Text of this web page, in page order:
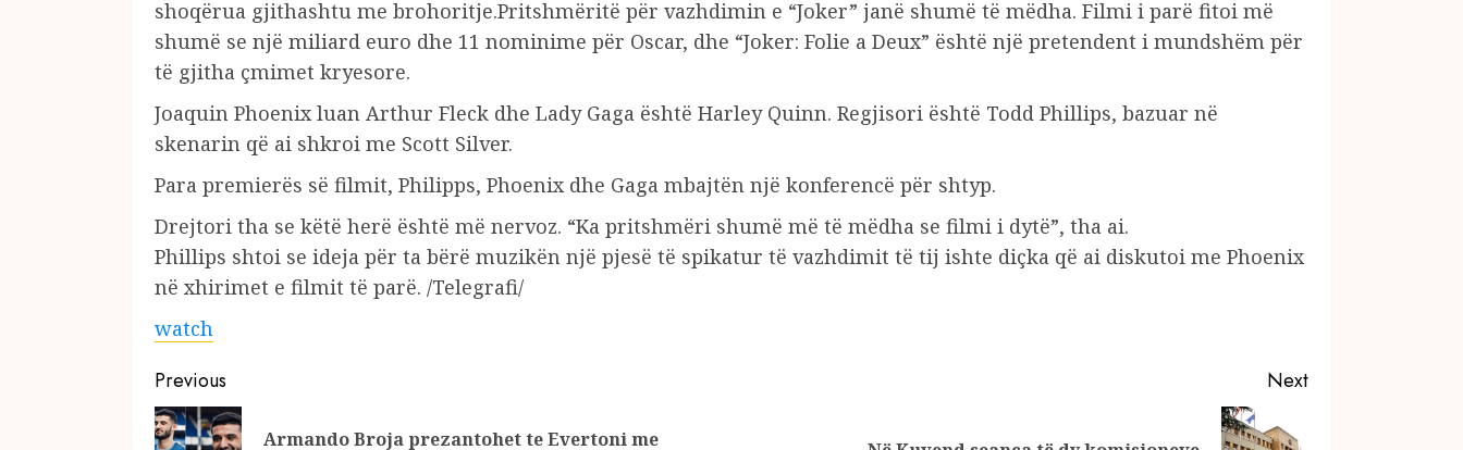
shoqërua gjithashtu me brohoritje.Pritshmëritë për vazhdimin e “Joker” janë shumë të mëdha. Filmi i parë fitoi më
shumë se një miliard euro dhe 11 nominime për Oscar, dhe “Joker: Folie a Deux” është një pretendent i mundshëm për
të gjitha çmimet kryesore.
Joaquin Phoenix luan Arthur Fleck dhe Lady Gaga është Harley Quinn. Regjisori është Todd Phillips, bazuar në
skenarin që ai shkroi me Scott Silver.
Para premierës së filmit, Philipps, Phoenix dhe Gaga mbajtën një konferencë për shtyp.
Drejtori tha se këtë herë është më nervoz. “Ka pritshmëri shumë më të mëdha se filmi i dytë”, tha ai.
Phillips shtoi se ideja për ta bërë muzikën një pjesë të spikatur të vazhdimit të tij ishte diçka që ai diskutoi me Phoenix
në xhirimet e filmit të parë. /Telegrafi/
watch
Continue
Reading
Previous
Armando Broja prezantohet te Evertoni me
Next